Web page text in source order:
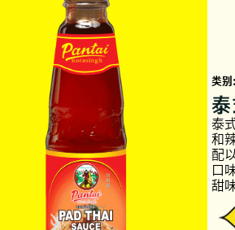
类别
泰
和
配
口
甜